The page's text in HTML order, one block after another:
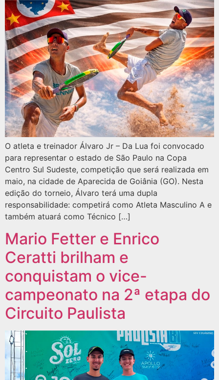
O atleta e treinador Álvaro Jr – Da Lua foi convocado
para representar o estado de São Paulo na Copa
Centro Sul Sudeste, competição que será realizada em
maio, na cidade de Aparecida de Goiânia (GO). Nesta
edição do torneio, Álvaro terá uma dupla
responsabilidade: competirá como Atleta Masculino A e
também atuará como Técnico […]
Mario Fetter e Enrico
Ceratti brilham e
conquistam o vice-
campeonato na 2ª etapa do
Circuito Paulista